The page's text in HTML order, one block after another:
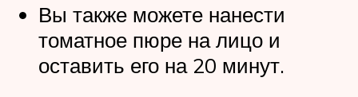
Вы также можете нанести
томатное пюре на лицо и
оставить его на 20 минут.